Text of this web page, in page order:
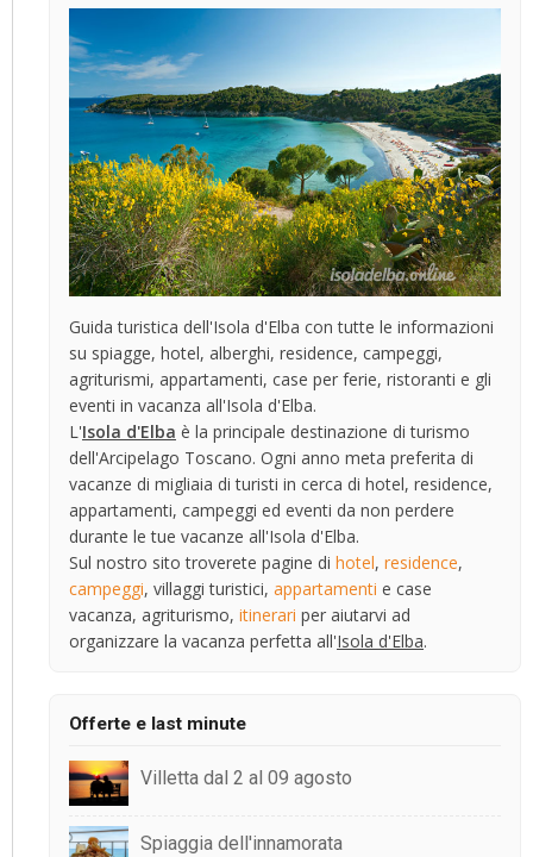
Guida turistica dell'Isola d'Elba con tutte le informazioni
su spiagge, hotel, alberghi, residence, campeggi,
agriturismi, appartamenti, case per ferie, ristoranti e gli
eventi in vacanza all'Isola d'Elba.
L'Isola d'Elba è la principale destinazione di turismo
dell'Arcipelago Toscano. Ogni anno meta preferita di
vacanze di migliaia di turisti in cerca di hotel, residence,
appartamenti, campeggi ed eventi da non perdere
durante le tue vacanze all'Isola d'Elba.
Sul nostro sito troverete pagine di hotel, residence,
campeggi, villaggi turistici, appartamenti e case
vacanza, agriturismo, itinerari per aiutarvi ad
organizzare la vacanza perfetta all'Isola d'Elba.
Offerte e last minute
Villetta dal 2 al 09 agosto
Spiaggia dell'innamorata